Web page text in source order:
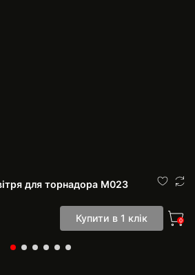
для торнадора М023
Купити в 1 клік 0